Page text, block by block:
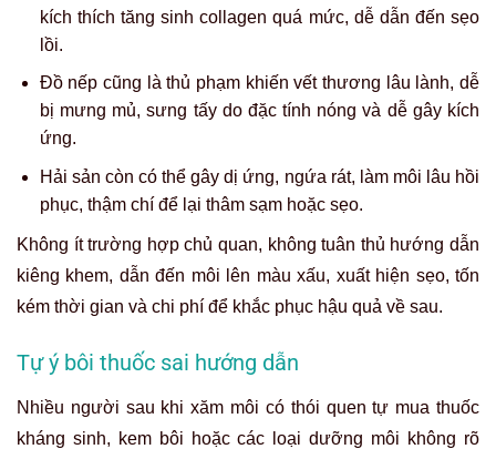
kích thích tăng sinh collagen quá mức, dễ dẫn đến sẹo
lồi.
Đồ nếp cũng là thủ phạm khiến vết thương lâu lành, dễ
bị mưng mủ, sưng tấy do đặc tính nóng và dễ gây kích
ứng.
Hải sản còn có thể gây dị ứng, ngứa rát, làm môi lâu hồi
phục, thậm chí để lại thâm sạm hoặc sẹo.
Không ít trường hợp chủ quan, không tuân thủ hướng dẫn
kiêng khem, dẫn đến môi lên màu xấu, xuất hiện sẹo, tốn
kém thời gian và chi phí để khắc phục hậu quả về sau.
Tự ý bôi thuốc sai hướng dẫn
Nhiều người sau khi xăm môi có thói quen tự mua thuốc
kháng sinh, kem bôi hoặc các loại dưỡng môi không rõ